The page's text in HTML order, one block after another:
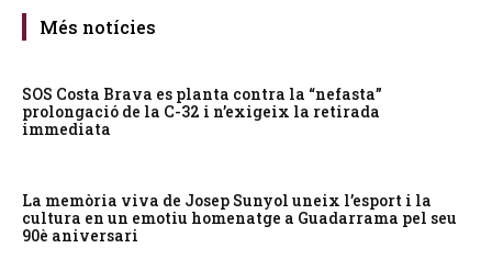
Més notícies
SOS Costa Brava es planta contra la “nefasta”
prolongació de la C-32 i n’exigeix la retirada
immediata
La memòria viva de Josep Sunyol uneix l’esport i la
cultura en un emotiu homenatge a Guadarrama pel seu
90è aniversari